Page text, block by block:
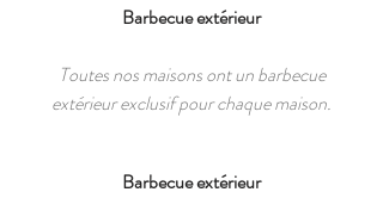
Barbecue extérieur
Toutes nos maisons ont un barbecue
extérieur exclusif pour chaque maison.
Barbecue extérieur